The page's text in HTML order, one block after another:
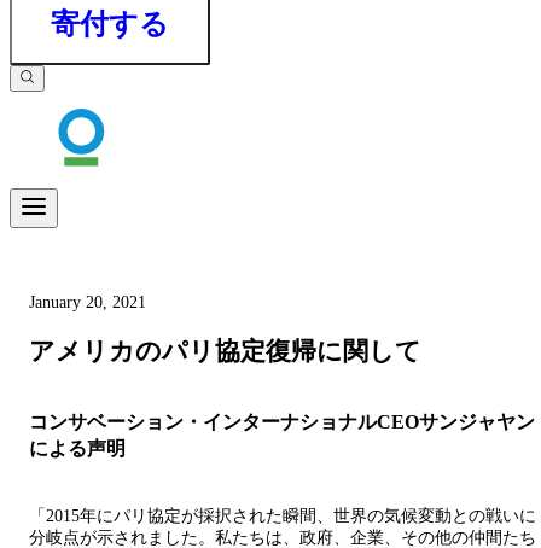
寄付する
January 20, 2021
アメリカのパリ協定復帰に関して
コンサベーション・インターナショナルCEOサンジャヤン
による声明
「2015年にパリ協定が採択された瞬間、世界の気候変動との戦いに
分岐点が示されました。私たちは、政府、企業、その他の仲間たち